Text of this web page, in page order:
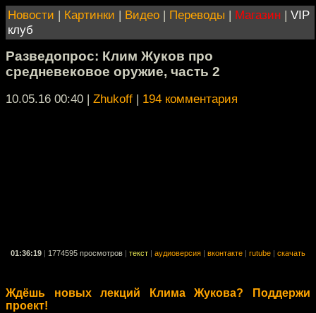
Новости | Картинки | Видео | Переводы | Магазин | VIP
клуб
Разведопрос: Клим Жуков про
средневековое оружие, часть 2
10.05.16 00:40 | Zhukoff | 194 комментария
01:36:19 1774595 просмотров текст аудиоверсия вконтакте rutube скачать
Ждёшь новых лекций Клима Жукова? Поддержи
проект!